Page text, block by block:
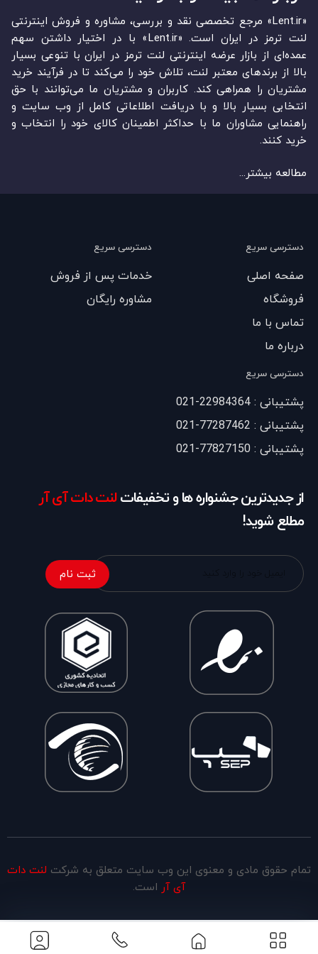
«Lent.ir» مرجع تخصصی نقد و بررسی، مشاوره و فروش اینترنتی
لنت ترمز در ایران است. «Lent.ir» با در اختیار داشتن سهم
عمده‏‌ای از بازار عرضه اینترنتی لنت ترمز در ایران با تنوعی بسیار
بالا از برندهای معتبر لنت، تلاش خود را می‌‏‏کند تا در فرآیند خرید
مشتریان را همراهی کند. کاربران و مشتریان ما می‏‏‌توانند با حق
انتخابی بسیار بالا و با دریافت اطلاعاتی کامل از وب سایت و
راهنمایی مشاوران ما با حداکثر اطمینان کالای خود را انتخاب و
خرید کنند.
مطالعه بیشتر...
دسترسی سریع
صفحه اصلی
فروشگاه
تماس با ما
درباره ما
دسترسی سریع
خدمات پس از فروش
مشاوره رایگان
دسترسی سریع
پشتیبانی : 22984364-021
پشتیبانی : 77287462-021
پشتیبانی : 77827150-021
از جدیدترین جشنواره ها و تخفیفاتلنت دات آی آر
مطلع شوید!
ثبت نام
تمام حقوق مادی و معنوی این وب سایت متعلق به شرکت لنت دات
آی آر است.